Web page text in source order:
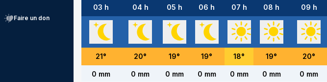
Faire un don
03 h 04 h 05 h 06 h 07 h 08 h 09 h
21° 20° 19° 19° 18° 19° 20°
0 mm 0 mm 0 mm 0 mm 0 mm 0 mm 0 mm